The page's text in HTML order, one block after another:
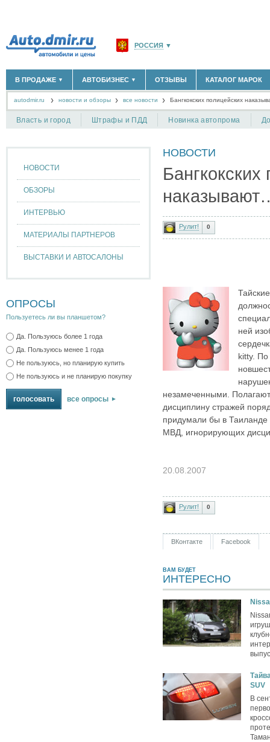
РОССИЯ ▼
САНКТ-ПЕТЕРБУРГ И ОБЛАСТЬ(14298)
КРАСНОДАРСКИЙ КРАЙ(5619)
КРЫМ РЕСПУБЛИКА(412)
В ПРОДАЖЕ ▼
НОВЫЕ АВТОМОБИЛИ(30122)
АВТОМОБИЛИ С ПРОБЕГОМ
АВТОБИЗНЕС ▼
ОФИЦИАЛЬНЫЕ ДИЛЕРЫ(1347)
ТАКСИ(278)
+ ДОБАВИТЬ КОМПАНИЮ
ОТЗЫВЫ КАТАЛОГ МАРОК
autodmir.ru новости и обзоры все новости Бангкокских полицейских
Власть и город Штрафы и ПДД Новинка автопрома
НОВОСТИ
ОБЗОРЫ
ИНТЕРВЬЮ
МАТЕРИАЛЫ ПАРТНЕРОВ
ВЫСТАВКИ И АВТОСАЛОНЫ
ОПРОСЫ
Пользуетесь ли вы планшетом?
Да. Пользуюсь более 1 года
Да. Пользуюсь менее 1 года
Не пользуюсь, но планирую купить
Не пользуюсь и не планирую покупку
все опросы
НОВОСТИ
Рулит! 0
ней
kitty. По
незамеченными.
дисциплину стражей
придумали бы в Таиланде
МВД, игнорирующих
20.08.2007
Рулит! 0
ВКонтакте Facebook
ВАМ БУДЕТ
ИНТЕРЕСНО
SUV
В